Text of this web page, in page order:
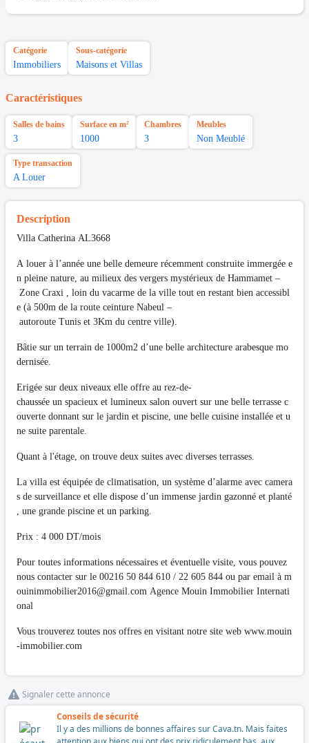
Catégorie
Immobiliers
Sous-catégorie
Maisons et Villas
Caractéristiques
Salles de bains
3
Surface en m²
1000
Chambres
3
Meubles
Non Meublé
Type transaction
A Louer
Description
Villa Catherina AL3668
A louer à l’année une belle demeure récemment construite immergée e
n pleine nature, au milieux des vergers mystérieux de Hammamet –
Zone Craxi , loin du vacarme de la ville tout en restant bien accessibl
e (à 500m de la route ceinture Nabeul –
autoroute Tunis et 3Km du centre ville).
Bâtie sur un terrain de 1000m2 d’une belle architecture arabesque mo
dernisée.
Erigée sur deux niveaux elle offre au rez-de-
chaussée un spacieux et lumineux salon ouvert sur une belle terrasse c
ouverte donnant sur le jardin et piscine, une belle cuisine installée et u
ne suite parentale.
Quant à l'étage, on trouve deux suites avec diverses terrasses.
La villa est équipée de climatisation, un système d’alarme avec camera
s de surveillance et elle dispose d’un immense jardin gazonné et planté
, une grande piscine et un parking.
Prix : 4 000 DT/mois
Pour toutes informations nécessaires et éventuelle visite, vous pouvez
nous contacter sur le 00216 50 844 610 / 22 605 844 ou par email à m
ouinimmobilier2016@gmail.com Agence Mouin Immobilier Internati
onal
Vous trouverez toutes nos offres en visitant notre site web www.mouin
-immobilier.com
Signaler cette annonce
Conseils de sécurité
Il y a des millions de bonnes affaires sur Cava.tn. Mais faites